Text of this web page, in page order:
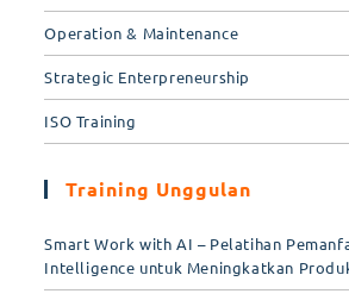
Operation & Maintenance
Strategic Enterpreneurship
ISO Training
Training Unggulan
Smart Work with AI – Pelatihan
Intelligence untuk Meningkatkan